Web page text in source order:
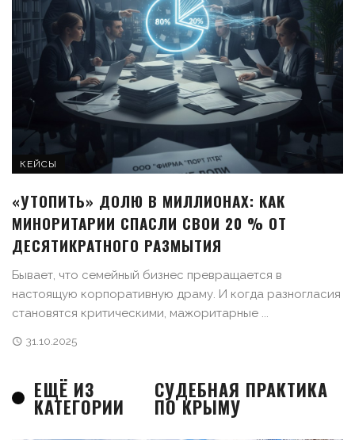
КЕЙСЫ
«УТОПИТЬ» ДОЛЮ В МИЛЛИОНАХ: КАК
МИНОРИТАРИИ СПАСЛИ СВОИ 20 % ОТ
ДЕСЯТИКРАТНОГО РАЗМЫТИЯ
Бывает, что семейный бизнес превращается в
настоящую корпоративную драму. И когда разногласия
становятся критическими, мажоритарные ...
31.10.2025
ЕЩЁ ИЗ
КАТЕГОРИИ
СУДЕБНАЯ ПРАКТИКА
ПО КРЫМУ